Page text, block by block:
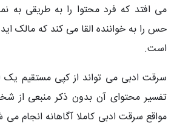
می افتد که فرد محتوا را به طریقی به
حس را به خواننده القا می کند که مالک
است.
سرقت ادبی می تواند از کپی مستقیم یک
تفسیر محتوای آن بدون ذکر منبعی از
مواقع سرقت ادبی کاملا آگاهانه انجام